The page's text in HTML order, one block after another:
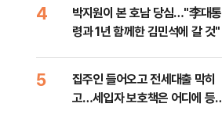
4
박지원이 본 호남 당심…"李대통
령과 1년 함께한 김민석에 갈 것"
5
집주인 들어오고 전세대출 막히
고…세입자 보호책은 어디에 등